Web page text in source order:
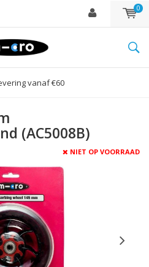
0
vanaf €60
(AC5008B)
NIET OP VOORRAAD